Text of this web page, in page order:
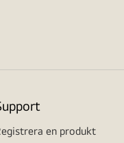
en produkt